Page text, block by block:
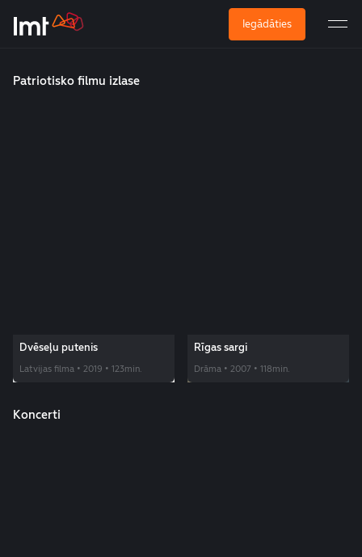
Iegādāties
Patriotisko filmu izlase
Dvēseļu putenis
Latvijas filma • 2019 • 123min.
Rīgas sargi
Drāma • 2007 • 118min.
Koncerti